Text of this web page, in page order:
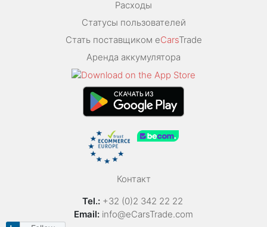
Расходы
Статусы пользователей
Стать поставщиком eCarsTrade
Аренда аккумулятора
Контакт
Tel.: +32 (0)2 342 22 22
Email: info@eCarsTrade.com